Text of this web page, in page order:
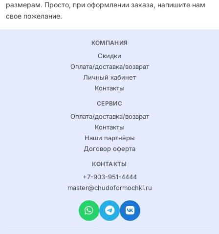
размерам. Просто, при оформлении заказа, напишите нам
свое пожелание.
КОМПАНИЯ
Скидки
Оплата/доставка/возврат
Личный кабинет
Контакты
СЕРВИС
Оплата/доставка/возврат
Контакты
Наши партнёры
Договор оферта
КОНТАКТЫ
+7-903-951-4444
master@chudoformochki.ru